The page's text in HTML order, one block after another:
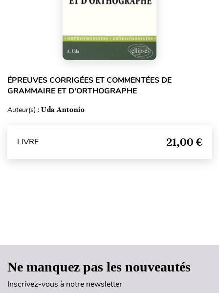
ÉPREUVES CORRIGÉES ET COMMENTÉES DE
GRAMMAIRE ET D'ORTHOGRAPHE
Auteur(s) : Uda Antonio
LIVRE 21,00 €
Ne manquez pas les nouveautés
Inscrivez-vous à notre newsletter